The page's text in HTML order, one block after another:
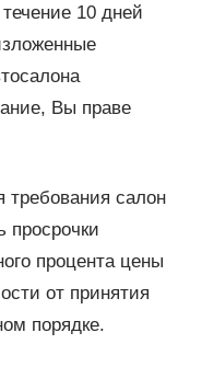
10 дней
Вы праве
требования салон
просрочки
процента цены
от принятия
порядке.